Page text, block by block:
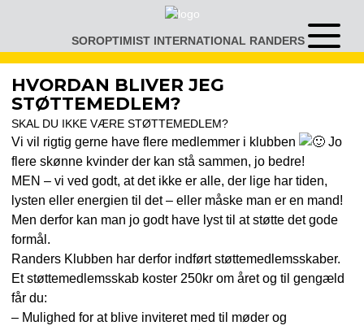
SOROPTIMIST INTERNATIONAL RANDERS Åben
eller
luk
HVORDAN BLIVER JEG
STØTTEMEDLEM?
SKAL DU IKKE VÆRE STØTTEMEDLEM?
Vi vil rigtig gerne have flere medlemmer i klubben
Jo
flere skønne kvinder der kan stå sammen, jo bedre!
MEN – vi ved godt, at det ikke er alle, der lige har tiden,
lysten eller energien til det – eller måske man er en mand!
Men derfor kan man jo godt have lyst til at støtte det gode
formål.
Randers Klubben har derfor indført støttemedlemsskaber.
Et støttemedlemsskab koster 250kr om året og til gengæld
får du:
– Mulighed for at blive inviteret med til møder og